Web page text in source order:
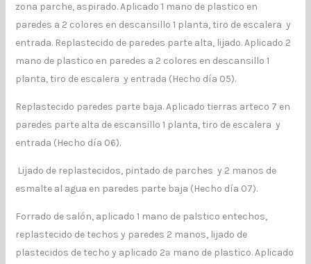
zona parche, aspirado. Aplicado 1 mano de plastico en
paredes a 2 colores en descansillo 1 planta, tiro de escalera y
entrada. Replastecido de paredes parte alta, lijado. Aplicado 2
mano de plastico en paredes a 2 colores en descansillo 1
planta, tiro de escalera y entrada (Hecho día 05).
Replastecido paredes parte baja. Aplicado tierras arteco 7 en
paredes parte alta de escansillo 1 planta, tiro de escalera y
entrada (Hecho día 06).
Lijado de replastecidos, pintado de parches y 2 manos de
esmalte al agua en paredes parte baja (Hecho día 07).
Forrado de salón, aplicado 1 mano de palstico entechos,
replastecido de techos y paredes 2 manos, lijado de
plastecidos de techo y aplicado 2ª mano de plastico. Aplicado